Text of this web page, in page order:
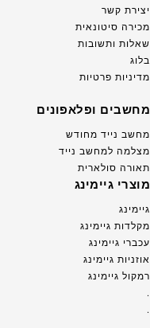
יצירת קשר
מכירה סיטונאית
שאלות ותשובות
בלוג
מדיניות פרטיות
מחשבים ופלאפונים
מחשב נייד מחודש
מצלמה למחשב נייד
תאורה סולארית
מוצרי גיימינג
גיימינג
מקלדות גיימינג
עכברי גיימינג
אוזניות גיימינג
רמקול גיימינג
.
.